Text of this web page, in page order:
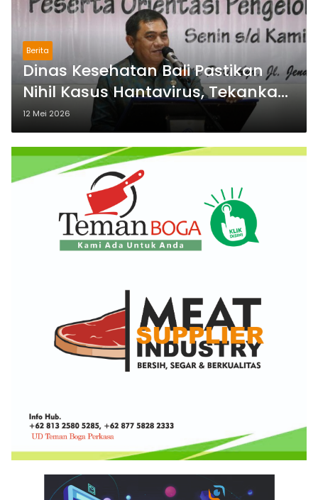
Berita
Dinas Kesehatan Bali Pastikan
Nihil Kasus Hantavirus, Tekankan
Kewaspadaan dan Pencegahan
Lingkungan
12 Mei 2026